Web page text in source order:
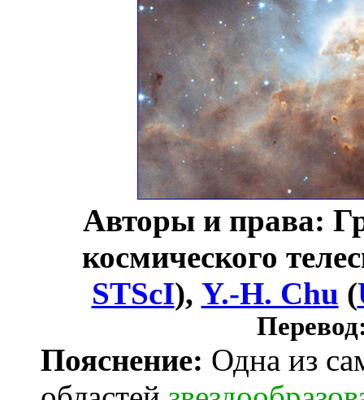
Авторы и права:
космического
STScI), Y.-H. Chu (
Пояснение: Одна из